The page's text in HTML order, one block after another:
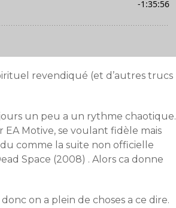
revendiqué (et d’autres trucs
un peu a un rythme chaotique.
Motive, se voulant fidèle mais
comme la suite non officielle
Space (2008) . Alors ca donne
on a plein de choses a ce dire.